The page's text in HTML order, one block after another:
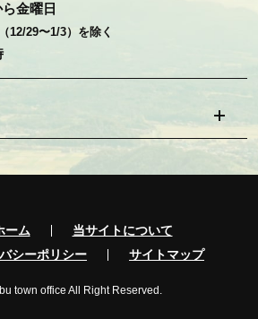
金曜日
12/29〜1/3）を除く
ーム
当サイトについて
シーポリシー
サイトマップ
town office All Right Reserved.